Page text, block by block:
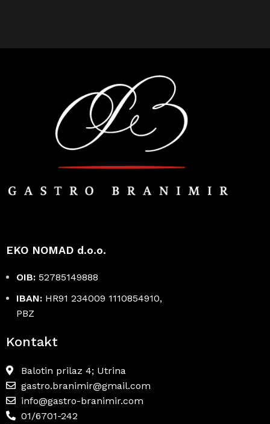
EKO NOMAD d.o.o.
OIB: 52785149888
IBAN: HR91 234009 1110854910,
PBZ
Kontakt
Balotin prilaz 4; Utrina
gastro.branimir@gmail.com
info@gastro-branimir.com
01/6701-242